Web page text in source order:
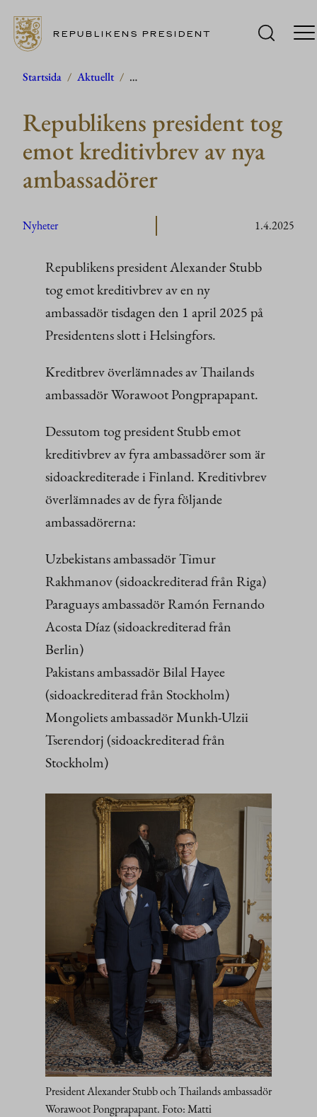
Hoppa
innehåll
REPUBLIKENS PRESIDENT
Startsida / Aktuellt / …
Republikens president tog
emot kreditivbrev av nya
ambassadörer
Nyheter 1.4.2025
Republikens president Alexander Stubb
tog emot kreditivbrev av en ny
ambassadör tisdagen den 1 april 2025 på
Presidentens slott i Helsingfors.
Kreditbrev överlämnades av Thailands
ambassadör Worawoot Pongprapapant.
Dessutom tog president Stubb emot
kreditivbrev av fyra ambassadörer som är
sidoackrediterade i Finland. Kreditivbrev
överlämnades av de fyra följande
ambassadörerna:
Uzbekistans ambassadör Timur
Rakhmanov (sidoackrediterad från Riga)
Paraguays ambassadör Ramón Fernando
Acosta Díaz (sidoackrediterad från
Berlin)
Pakistans ambassadör Bilal Hayee
(sidoackrediterad från Stockholm)
Mongoliets ambassadör Munkh-Ulzii
Tserendorj (sidoackrediterad från
Stockholm)
President Alexander Stubb och Thailands ambassadör
Worawoot Pongprapapant. Foto: Matti